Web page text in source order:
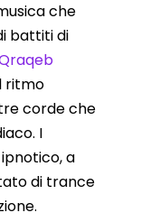
che
battiti di
ritmo
corde che
I
a
di trance